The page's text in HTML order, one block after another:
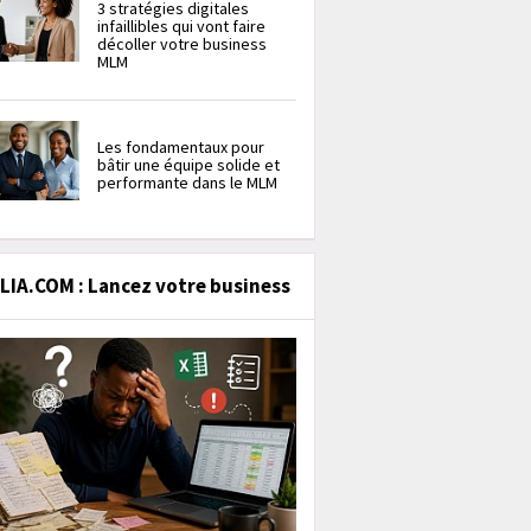
3 stratégies digitales
infaillibles qui vont faire
décoller votre business
MLM
Les fondamentaux pour
bâtir une équipe solide et
performante dans le MLM
: Lancez votre business